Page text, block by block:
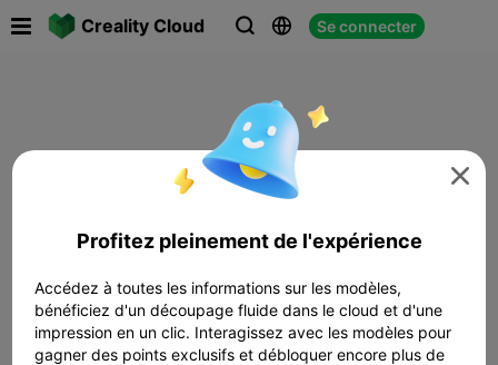
Creality Cloud   Se connecter

Profitez pleinement de l'expérience
Accédez à toutes les informations sur les modèles,
bénéficiez d'un découpage fluide dans le cloud et d'une
impression en un clic. Interagissez avec les modèles pour
gagner des points exclusifs et débloquer encore plus de